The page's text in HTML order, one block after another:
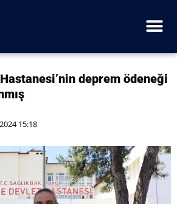
deprem ödeneği
15:18